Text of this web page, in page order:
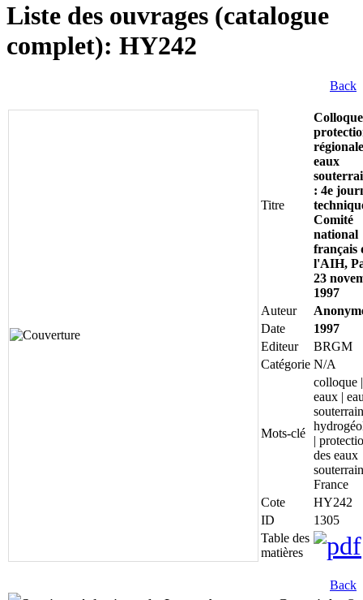
Liste des ouvrages (catalogue
complet): HY242
Back
Titre
eaux
: 4e
Comité
national
français
l'AIH,
23
1997
Auteur
Date
1997
Editeur
BRGM
Catégorie N/A
Mots-clé
colloque |
eaux |
|
des eaux
France
Cote
HY242
ID
1305
Table des
matières
Back